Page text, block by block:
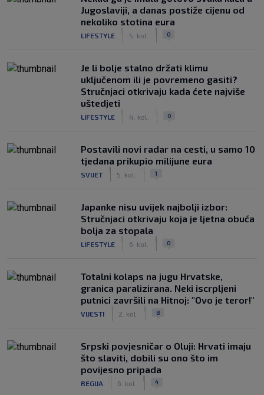
Jugoslaviji, a danas postiže cijenu od
nekoliko stotina eura
LIFESTYLE 5. kol. 0
Je li bolje stalno držati klimu
uključenom ili je povremeno gasiti?
Stručnjaci otkrivaju kada ćete najviše
uštedjeti
LIFESTYLE 4. kol. 0
Postavili novi radar na cesti, u samo 10
tjedana prikupio milijune eura
SVIJET 5. kol. 1
Japanke nisu uvijek najbolji izbor:
Stručnjaci otkrivaju koja je ljetna obuća
bolja za stopala
LIFESTYLE 6. kol. 0
Totalni kolaps na jugu Hrvatske,
granica paralizirana. Neki iscrpljeni
putnici završili na Hitnoj: "Ovo je teror!"
VIJESTI 2. kol. 8
Srpski povjesničar o Oluji: Hrvati imaju
što slaviti, dobili su ono što im
povijesno pripada
REGIJA 6. kol. 4